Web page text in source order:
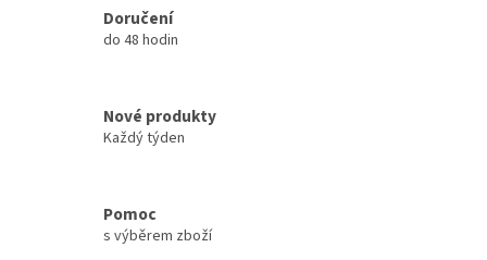
Doručení
do 48 hodin
Nové produkty
Každý týden
Pomoc
s výběrem zboží